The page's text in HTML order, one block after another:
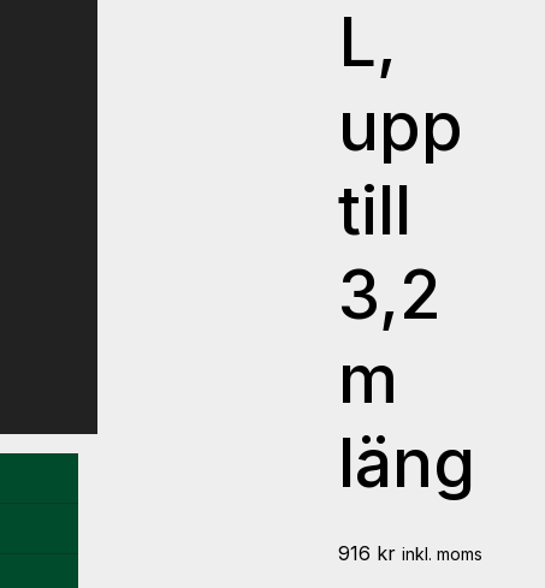
L,
upp
till
3,2
m
läng
916 kr inkl. moms